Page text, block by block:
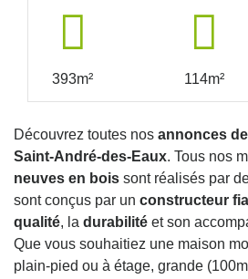
393m² 114m²
Découvrez toutes nos annonces
Saint-André-des-Eaux. Tous nos
neuves en bois sont réalisés par
sont conçus par un constructeur
qualité, la durabilité et son
Que vous souhaitiez une maison
plain-pied ou à étage, grande